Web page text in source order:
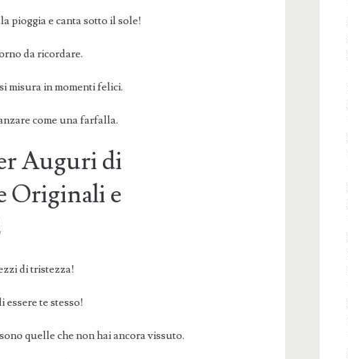
pioggia e canta sotto il sole!
da ricordare.
misura in momenti felici.
come una farfalla.
Auguri di
Originali e
di tristezza!
essere te stesso!
quelle che non hai ancora vissuto.